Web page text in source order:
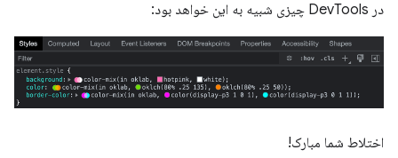
در DevTools چیزی شبیه به این خواهد بود:
اختلاط شما مبارک!